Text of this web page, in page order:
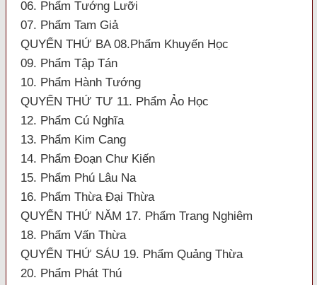
06. Phẩm Tướng Lưỡi
07. Phẩm Tam Giả
QUYỂN THỨ BA 08.Phẩm Khuyến Học
09. Phẩm Tập Tán
10. Phẩm Hành Tướng
QUYỂN THỨ TƯ 11. Phẩm Ảo Học
12. Phẩm Cú Nghĩa
13. Phẩm Kim Cang
14. Phẩm Đoạn Chư Kiến
15. Phẩm Phú Lâu Na
16. Phẩm Thừa Đại Thừa
QUYỂN THỨ NĂM 17. Phẩm Trang Nghiêm
18. Phẩm Vấn Thừa
QUYỂN THỨ SÁU 19. Phẩm Quảng Thừa
20. Phẩm Phát Thú